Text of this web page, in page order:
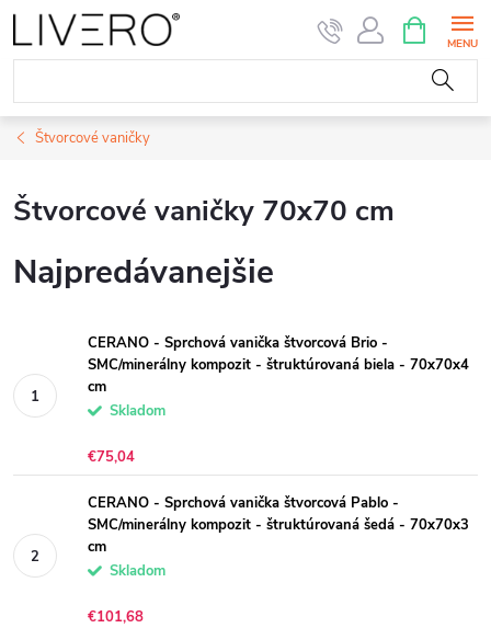
Prejsť
na
obsah
KOŠÍK
Štvorcové vaničky
Štvorcové vaničky 70x70 cm
Najpredávanejšie
CERANO - Sprchová vanička štvorcová Brio -
SMC/minerálny kompozit - štruktúrovaná biela - 70x70x4
cm
Skladom
€75,04
CERANO - Sprchová vanička štvorcová Pablo -
SMC/minerálny kompozit - štruktúrovaná šedá - 70x70x3
cm
Skladom
€101,68